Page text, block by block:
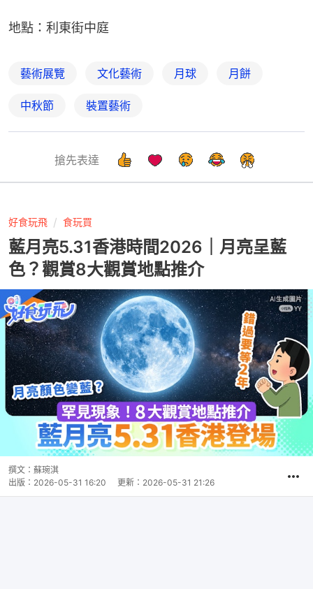
地點：利東街中庭
藝術展覽 文化藝術 月球 月餅
中秋節 裝置藝術
搶先表達
好食玩飛 食玩買
藍月亮5.31香港時間2026｜月亮呈藍
色？觀賞8大觀賞地點推介
撰文： 蘇琬淇
出版： 2026-05-31 16:20 更新： 2026-05-31 21:26